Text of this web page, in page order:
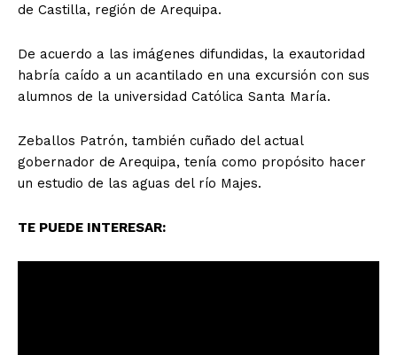
de Castilla, región de Arequipa.
De acuerdo a las imágenes difundidas, la exautoridad
habría caído a un acantilado en una excursión con sus
alumnos de la universidad Católica Santa María.
Zeballos Patrón, también cuñado del actual
gobernador de Arequipa, tenía como propósito hacer
un estudio de las aguas del río Majes.
TE PUEDE INTERESAR: